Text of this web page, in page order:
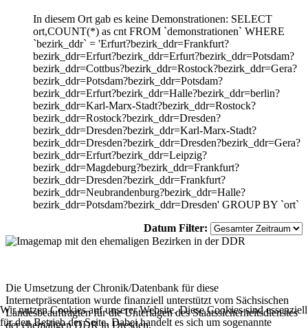
In diesem Ort gab es keine Demonstrationen: SELECT
ort,COUNT(*) as cnt FROM `demonstrationen` WHERE
`bezirk_ddr` = 'Erfurt?bezirk_ddr=Frankfurt?
bezirk_ddr=Erfurt?bezirk_ddr=Erfurt?bezirk_ddr=Potsdam?
bezirk_ddr=Cottbus?bezirk_ddr=Rostock?bezirk_ddr=Gera?
bezirk_ddr=Potsdam?bezirk_ddr=Potsdam?
bezirk_ddr=Erfurt?bezirk_ddr=Halle?bezirk_ddr=berlin?
bezirk_ddr=Karl-Marx-Stadt?bezirk_ddr=Rostock?
bezirk_ddr=Rostock?bezirk_ddr=Dresden?
bezirk_ddr=Dresden?bezirk_ddr=Karl-Marx-Stadt?
bezirk_ddr=Dresden?bezirk_ddr=Dresden?bezirk_ddr=Gera?
bezirk_ddr=Erfurt?bezirk_ddr=Leipzig?
bezirk_ddr=Magdeburg?bezirk_ddr=Frankfurt?
bezirk_ddr=Dresden?bezirk_ddr=Frankfurt?
bezirk_ddr=Neubrandenburg?bezirk_ddr=Halle?
bezirk_ddr=Potsdam?bezirk_ddr=Dresden' GROUP BY `ort`
Datum Filter:
Die Umsetzung der Chronik/Datenbank für diese
Internetpräsentation wurde finanziell unterstützt vom Sächsischen
Landesbeauftragten für die Unterlagen des Staatssicherheitsdienstes
der ehemaligen DDR in Dresden.
Wir nutzen Cookies auf unserer Website. Diese Cookies sind essenziell
für den Betrieb der Seite. Dabei handelt es sich um sogenannte